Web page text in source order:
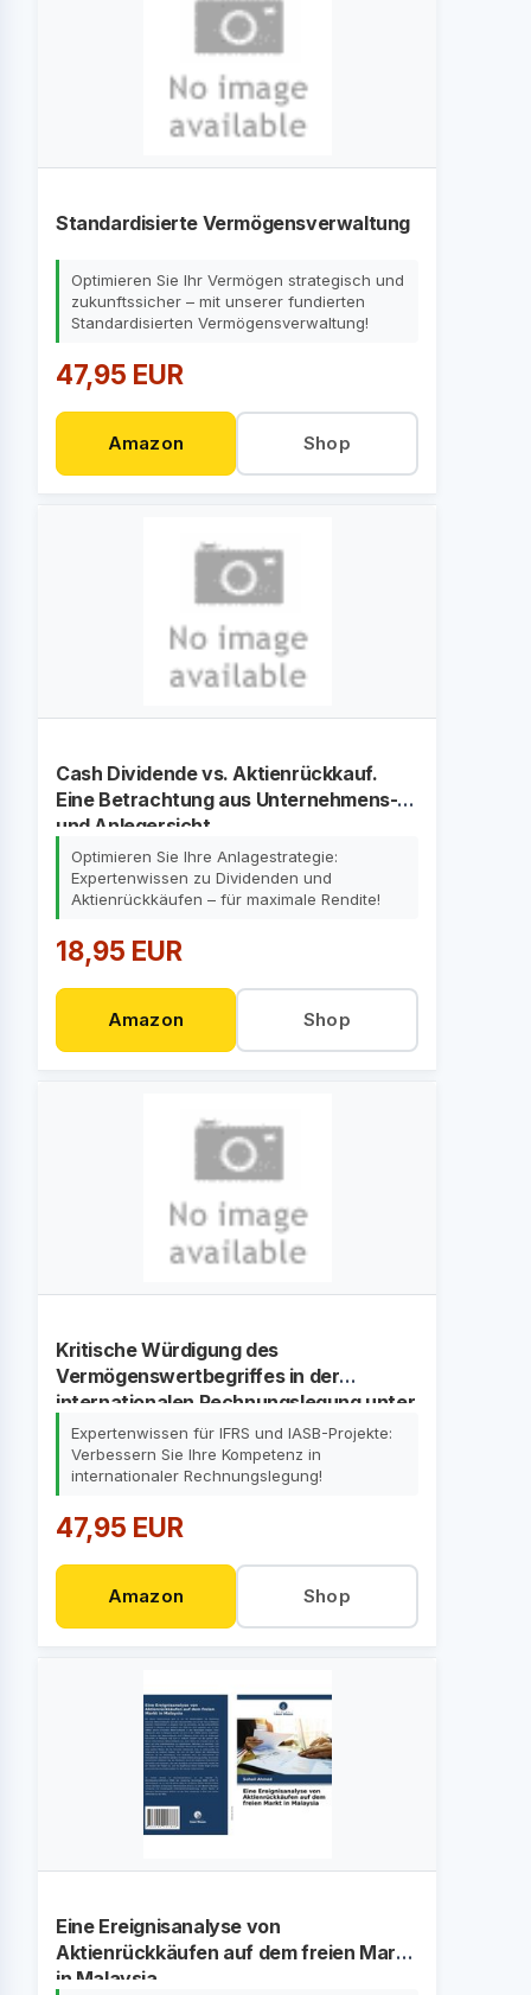
Standardisierte Vermögensverwaltung
Optimieren Sie Ihr Vermögen strategisch und
zukunftssicher – mit unserer fundierten
Standardisierten Vermögensverwaltung!
47,95 EUR
Amazon Shop
Cash Dividende vs. Aktienrückkauf.
Eine Betrachtung aus Unternehmens-
und Anlegersicht
Optimieren Sie Ihre Anlagestrategie:
Expertenwissen zu Dividenden und
Aktienrückkäufen – für maximale Rendite!
18,95 EUR
Amazon Shop
Kritische Würdigung des
Vermögenswertbegriffes in der
internationalen Rechnungslegung unter
besonderer Berücksichtigung aktueller
Projekte des IASB
Expertenwissen für IFRS und IASB-Projekte:
Verbessern Sie Ihre Kompetenz in
internationaler Rechnungslegung!
47,95 EUR
Amazon Shop
Eine Ereignisanalyse von
Aktienrückkäufen auf dem freien Markt
in Malaysia